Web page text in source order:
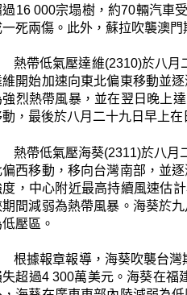
過16 000宗塌樹，約70輛汽車
一死兩傷。此外，蘇拉吹襲澳
熱帶低氣壓達維(2310)於八月
維開始加速向東北偏東移動並
強烈熱帶風暴，並在翌日晚上
動，最後於八月二十九日早上
熱帶低氣壓海葵(2311)於八月
偏西移動，移向台灣南部，並
度，中心附近最高持續風速估
期間減弱為熱帶風暴。海葵於
壓區。
根據報章報導，海葵吹襲台
失超過4 300萬美元。海葵在福